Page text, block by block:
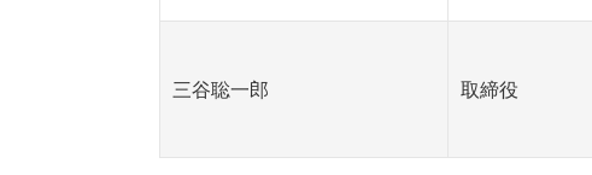
三谷聡一郎 取締役